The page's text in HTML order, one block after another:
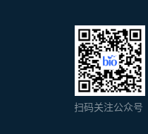
扫码关注公众号